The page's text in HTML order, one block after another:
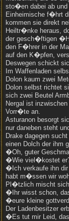
sto�en dabei ab
Einheimische f�hrt
kommen sie direkt
Heiltr�nke heraus,
der gesch�ftigen
den F�hrer in der
auf den K�pfen,
Deswegen schickt
Im Waffenladen
Dolon kaum zwei
Dolon selbst richtet
sich zwei Beutel
Nergal ist
Vorr�te an.
Asturanon besorgt
nur daneben steht
Drake dagegen
einen Dolch der ihm
�Oh, guter
�Wie viel�kostet
�Ich verkaufe ihn
habt m�ssen wir
Pl�tzlich mischt
�Ihr wisst schon,
�eure kleine
Der Ladenbesitzer
�Es tut mir Leid,